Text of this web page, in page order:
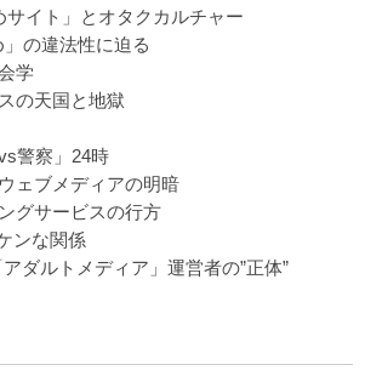
サイト」とオタクカルチャー
」の違法性に迫る
学
の天国と地獄
警察」24時
ェブメディアの明暗
グサービスの行方
ンな関係
ダルトメディア」運営者の”正体”